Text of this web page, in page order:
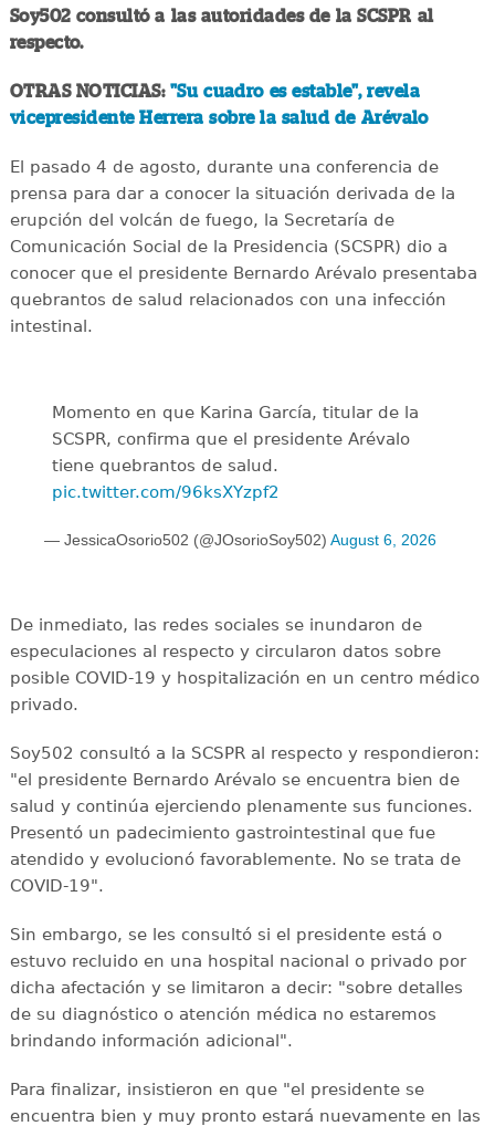
Soy502 consultó a las autoridades de la SCSPR al
respecto.
OTRAS NOTICIAS: "Su cuadro es estable", revela
vicepresidente Herrera sobre la salud de Arévalo
El pasado 4 de agosto, durante una conferencia de
prensa para dar a conocer la situación derivada de la
erupción del volcán de fuego, la Secretaría de
Comunicación Social de la Presidencia (SCSPR) dio a
conocer que el presidente Bernardo Arévalo presentaba
quebrantos de salud relacionados con una infección
intestinal.
Momento en que Karina García, titular de la
SCSPR, confirma que el presidente Arévalo
tiene quebrantos de salud.
pic.twitter.com/96ksXYzpf2
— JessicaOsorio502 (@JOsorioSoy502) August 6, 2026
De inmediato, las redes sociales se inundaron de
especulaciones al respecto y circularon datos sobre
posible COVID-19 y hospitalización en un centro médico
privado.
Soy502 consultó a la SCSPR al respecto y respondieron:
"el presidente Bernardo Arévalo se encuentra bien de
salud y continúa ejerciendo plenamente sus funciones.
Presentó un padecimiento gastrointestinal que fue
atendido y evolucionó favorablemente. No se trata de
COVID-19".
Sin embargo, se les consultó si el presidente está o
estuvo recluido en una hospital nacional o privado por
dicha afectación y se limitaron a decir: "sobre detalles
de su diagnóstico o atención médica no estaremos
brindando información adicional".
Para finalizar, insistieron en que "el presidente se
encuentra bien y muy pronto estará nuevamente en las